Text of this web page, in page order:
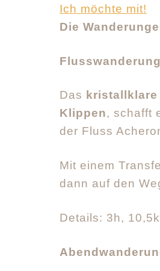
Ich möchte mit!
Die
Das kristallklare
Klippen, schafft
der Fluss
Mit einem
dann auf den
Details: 3h,